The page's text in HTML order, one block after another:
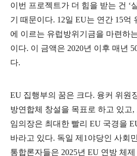
이번 프로젝트가 더 힘을 받는 건 ‘
기 때문이다. 12일 EU는 연간 15억
에 이르는 유럽방위기금을 마련하
이다. 이 금액은 2020년 이후 매년
다.
EU 집행부의 꿈은 크다. 융커 위원
방연합체 창설을 목표로 하고 있고,
임의장은 최대한 빨리 EU 국경을
바라고 있다. 독일 제 1 야당인 사회
통합론자들은 2025년 EU 연방 체